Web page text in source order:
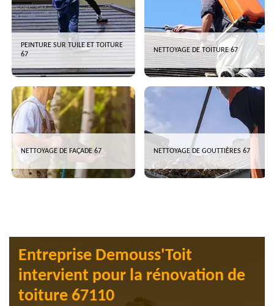
PEINTURE SUR TUILE ET TOITURE
67
NETTOYAGE DE TOITURE 67
NETTOYAGE DE FAÇADE 67 NETTOYAGE DE GOUTTIÈRES 67
Entreprise Demouss'Toit
intervient pour la rénovation de
toiture 67110